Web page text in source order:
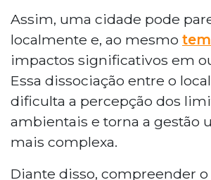
Assim, uma cidade pode
localmente e, ao mesmo
impactos significativos em
Essa dissociação entre o
dificulta a percepção dos
ambientais e torna a gestão
mais complexa.
Diante disso, compreender